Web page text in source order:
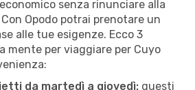
senza rinunciare alla
Opodo potrai prenotare un
alle tue esigenze. Ecco 3
mente per viaggiare per Cuyo
da martedì a giovedì: questi